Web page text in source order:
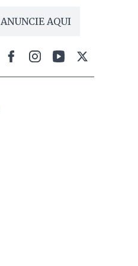
ANUNCIE AQUI